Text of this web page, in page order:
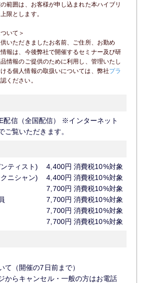
範囲は、お客様が申し込まれた本ハイブリ
限とします。
いて＞
いただきましたお名前、ご住所、お勤め
報は、 今後弊社で開催するセミナー及び研
情報のご提供のために利用し、管理いたし
る個人情報の取扱いについては、弊社プラ
ください。
ご覧いただきます。
ティスト)
4,400円 消費税10%対象
ニシャン)
4,400円 消費税10%対象
7,700円 消費税10%対象
7,700円 消費税10%対象
7,700円 消費税10%対象
7,700円 消費税10%対象
て（開催の7日前まで）
からキャンセル・一般の方はお電話